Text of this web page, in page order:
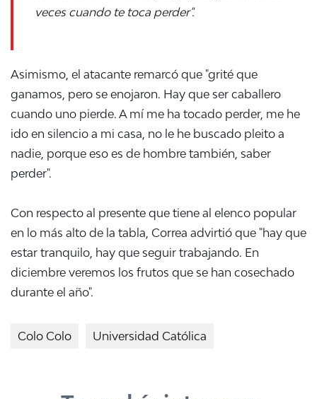
veces cuando te toca perder".
Asimismo, el atacante remarcó que "grité que
ganamos, pero se enojaron. Hay que ser caballero
cuando uno pierde. A mí me ha tocado perder, me he
ido en silencio a mi casa, no le he buscado pleito a
nadie, porque eso es de hombre también, saber
perder".
Con respecto al presente que tiene al elenco popular
en lo más alto de la tabla, Correa advirtió que "hay que
estar tranquilo, hay que seguir trabajando. En
diciembre veremos los frutos que se han cosechado
durante el año".
Colo Colo Universidad Católica